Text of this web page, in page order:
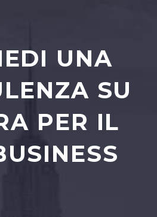
UNA
SU
PER IL